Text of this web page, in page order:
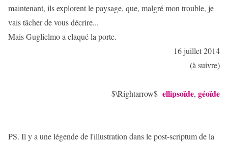
maintenant, ils explorent le paysage, que, malgré mon trouble, je
vais tâcher de vous décrire...
Mais Guglielmo a claqué la porte.
16 juillet 2014
(à suivre)
$\Rightarrow$ ellipsoïde, géoïde
PS. Il y a une légende de l'illustration dans le post-scriptum de la